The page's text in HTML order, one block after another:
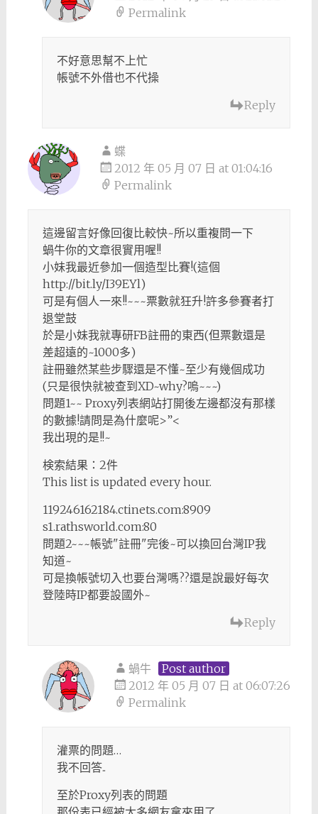
Permalink
不好意思幫不上忙
帳號不外借也不代操
Reply
蝶
2012 年 05 月 07 日 at 01:04:16
Permalink
這邊留言好像回復比較快~所以重複問一下
蝸牛你的文章很實用喔!!
小妹我最近參加一個造型比賽!(這個
http://bit.ly/I39EYl)
可是有個人一來!!~~~票數就狂升!許多參賽者打
退堂鼓
於是小妹我就專研FB註冊的東西(但票數還是
差超遠的~1000多)
註冊雖然某些步驟還是不懂~至少有幾個成功
(只是很快就被查到XD~why?嗚~~~)
問題1~~ Proxy列表網站打開後左邊都沒有那樣
的數據!請問是為什麼呢>”<
我出現的是!!~
検索結果：2件
This list is updated every hour.
119246162184.ctinets.com:8909
s1.rathsworld.com:80
問題2~~~帳號"註冊"完後~可以換回台灣IP我
知道~
可是換帳號切入也要台灣嗎??還是說最好每次
登陸時IP都要設國外~
Reply
蝸牛
Post author
2012 年 05 月 07 日 at 06:07:26
Permalink
灌票的問題…
我不回答..
至於Proxy列表的問題